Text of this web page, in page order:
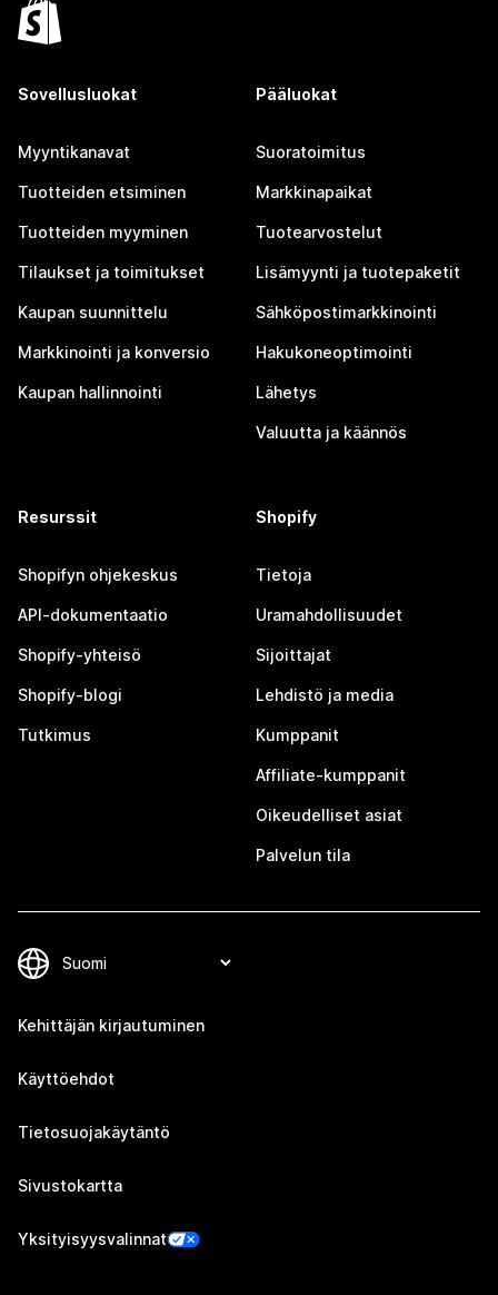
Sovellusluokat
Myyntikanavat
Tuotteiden etsiminen
Tuotteiden myyminen
Tilaukset ja toimitukset
Kaupan suunnittelu
Markkinointi ja konversio
Kaupan hallinnointi
Pääluokat
Suoratoimitus
Markkinapaikat
Tuotearvostelut
Lisämyynti ja tuotepaketit
Sähköpostimarkkinointi
Hakukoneoptimointi
Lähetys
Valuutta ja käännös
Resurssit
Shopifyn ohjekeskus
API-dokumentaatio
Shopify-yhteisö
Shopify-blogi
Tutkimus
Shopify
Tietoja
Uramahdollisuudet
Sijoittajat
Lehdistö ja media
Kumppanit
Affiliate-kumppanit
Oikeudelliset asiat
Palvelun tila
Kehittäjän kirjautuminen
Käyttöehdot
Tietosuojakäytäntö
Sivustokartta
Yksityisyysvalinnat